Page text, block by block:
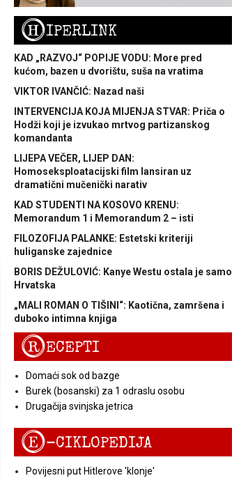
HIPERLINK
KAD „RAZVOJ“ POPIJE VODU: More pred
kućom, bazen u dvorištu, suša na vratima
VIKTOR IVANČIĆ: Nazad naši
INTERVENCIJA KOJA MIJENJA STVAR: Priča o
Hodži koji je izvukao mrtvog partizanskog
komandanta
LIJEPA VEČER, LIJEP DAN:
Homoseksploatacijski film lansiran uz
dramatični mučenički narativ
KAD STUDENTI NA KOSOVO KRENU:
Memorandum 1 i Memorandum 2 – isti
FILOZOFIJA PALANKE: Estetski kriteriji
huliganske zajednice
BORIS DEŽULOVIĆ: Kanye Westu ostala je samo
Hrvatska
„MALI ROMAN O TIŠINI“: Kaotična, zamršena i
duboko intimna knjiga
RECEPTI
Domaći sok od bazge
Burek (bosanski) za 1 odraslu osobu
Drugačija svinjska jetrica
E-CIKLOPEDIJA
Povijesni put Hitlerove 'klonje'